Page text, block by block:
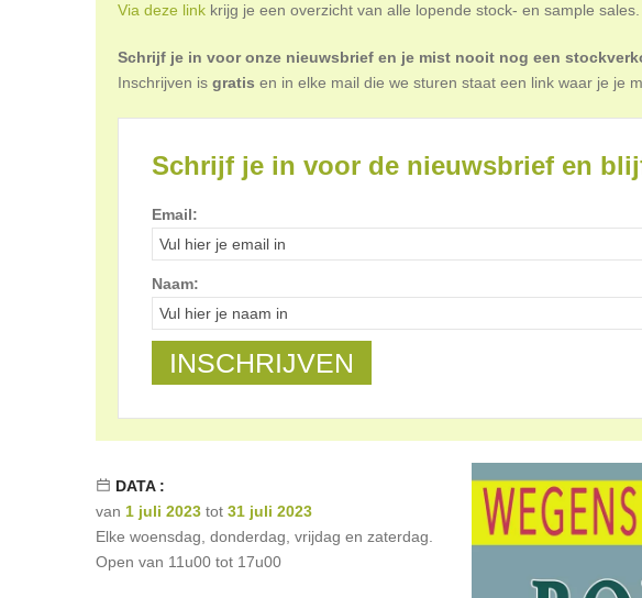
Via deze link krijg je een overzicht van alle lopende stock- en sample sales.
Schrijf je in voor onze nieuwsbrief en je mist nooit nog een
Inschrijven is gratis en in elke mail die we sturen staat een link waar je je
Schrijf je in voor de nieuwsbrief en
Email:
Naam:
DATA :
van 1 juli 2023 tot 31 juli 2023
Elke woensdag, donderdag, vrijdag en zaterdag.
Open van 11u00 tot 17u00